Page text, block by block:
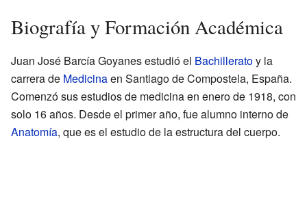
Biografía y Formación Académica
Juan José Barcía Goyanes estudió el Bachilleratoy la
carrera de Medicinaen Santiago de Compostela, España.
Comenzó sus estudios de medicina en enero de 1918, con
solo 16 años. Desde el primer año, fue alumno interno de
Anatomía, que es el estudio de la estructura del cuerpo.